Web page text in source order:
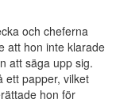
och cheferna
att hon inte klarade
att säga upp sig.
ett papper, vilket
hon för